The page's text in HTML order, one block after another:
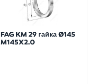
FAG KM 29 гайка Ø145
M145X2.0